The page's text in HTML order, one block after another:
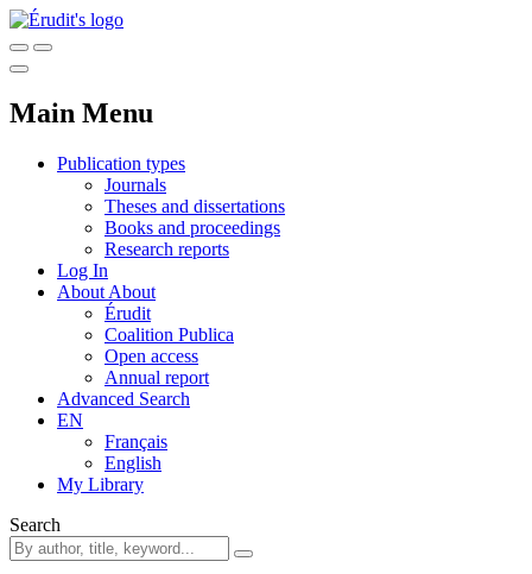
Main Menu
Publication types
Journals
Theses and dissertations
Books and proceedings
Research reports
Log In
About About
Érudit
Coalition Publica
Open access
Annual report
Advanced Search
EN
Français
English
My Library
Search